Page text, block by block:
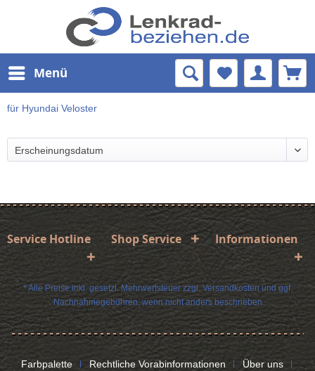
Menü
für Hyundai Veloster
Service Hotline Shop Service Informationen
* Alle Preise inkl. gesetzl. Mehrwertsteuer zzgl. Versandkosten und ggf.
Nachnahmegebühren, wenn nicht anders beschrieben
Farbpalette Rechtliche Vorabinformationen
Über uns